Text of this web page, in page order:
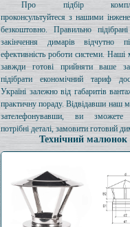
Про підбір
проконсультуйтеся з нашими
безкоштовно. Правильно
закінчення димарів відчутно
ефективність роботи системи. Наші
завжди готові прийняти ваше
підібрати економічний тариф
Україні залежно від габаритів
практичну пораду. Відвідавши наш
зателефонувавши, ви зможете
потрібні деталі, замовити готовий
Технічний малюнок